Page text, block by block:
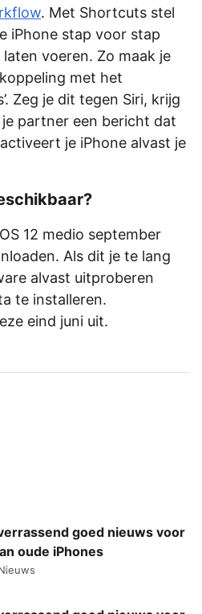
. Met Shortcuts stel
iPhone stap voor stap
voeren. Zo maak je
met het
Zeg je dit tegen Siri, krijg
partner een bericht dat
je iPhone alvast je
12 medio september
Als dit je te lang
alvast uitproberen
te installeren.
eind juni uit.
goed nieuws voor
oude iPhones